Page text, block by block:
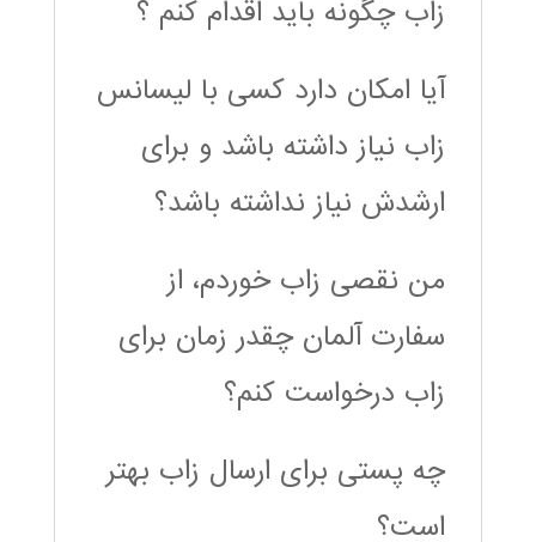
زاب چگونه باید اقدام کنم ؟
آیا امکان دارد کسی با لیسانس
زاب نیاز داشته باشد و برای
ارشدش نیاز نداشته باشد؟
من نقصی زاب خوردم، از
سفارت آلمان چقدر زمان برای
زاب درخواست کنم؟
چه پستی برای ارسال زاب بهتر
است؟